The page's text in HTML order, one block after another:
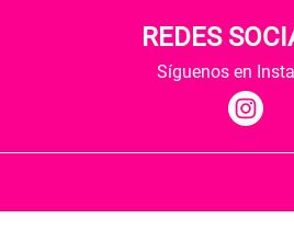
REDES
Síguenos en